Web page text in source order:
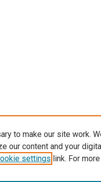
to make our site work.
our content and your
settings link. For